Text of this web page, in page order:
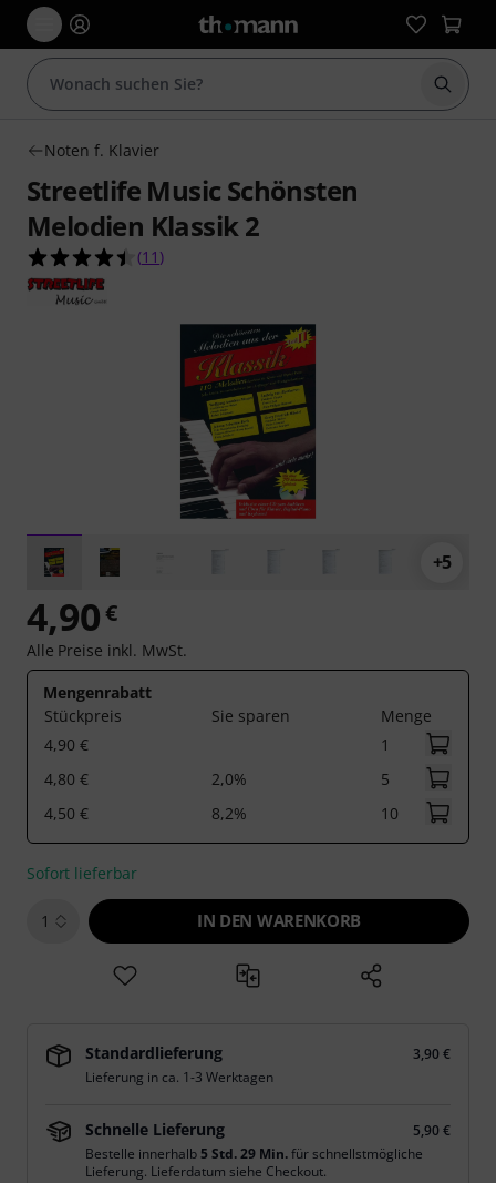
Suche
Noten f. Klavier
Streetlife Music Schönsten
Melodien Klassik 2
4.5 von 5 Sternen aus 11 Kundenbewertungen
(11 )
+5
4,90€
Alle Preise inkl. MwSt.
Mengenrabatt
Stückpreis
Sie sparen
Menge
4,90 €
1
4,80 €
2,0%
5
4,50 €
8,2% 10
Sofort lieferbar
1 IN DEN WARENKORB
Standardlieferung
3,90 €
Lieferung in ca. 1-3 Werktagen
Schnelle Lieferung
5,90 €
Bestelle innerhalb5 Std. 29 Min.für schnellstmögliche
Lieferung. Lieferdatum siehe Checkout.